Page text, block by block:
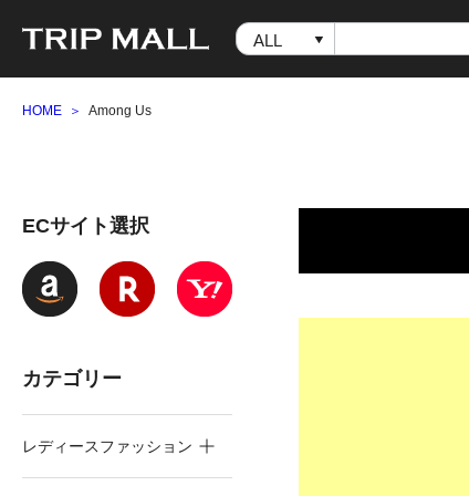
HOME Among Us
ECサイト選択
カテゴリー
レディースファッション